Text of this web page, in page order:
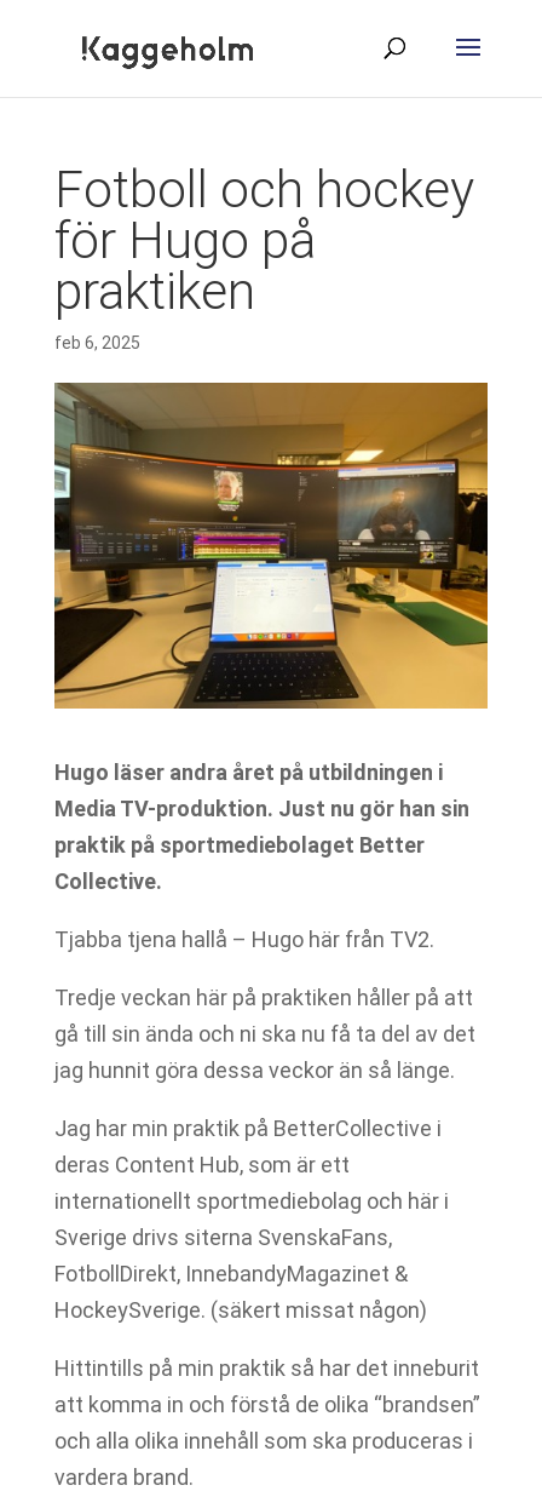
Fotboll och hockey
för Hugo på
praktiken
feb 6, 2025
Hugo läser andra året på utbildningen i
Media TV-produktion. Just nu gör han sin
praktik på sportmediebolaget Better
Collective.
Tjabba tjena hallå – Hugo här från TV2.
Tredje veckan här på praktiken håller på att
gå till sin ända och ni ska nu få ta del av det
jag hunnit göra dessa veckor än så länge.
Jag har min praktik på BetterCollective i
deras Content Hub, som är ett
internationellt sportmediebolag och här i
Sverige drivs siterna SvenskaFans,
FotbollDirekt, InnebandyMagazinet &
HockeySverige. (säkert missat någon)
Hittintills på min praktik så har det inneburit
att komma in och förstå de olika “brandsen”
och alla olika innehåll som ska produceras i
vardera brand.